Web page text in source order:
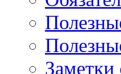
Заметки